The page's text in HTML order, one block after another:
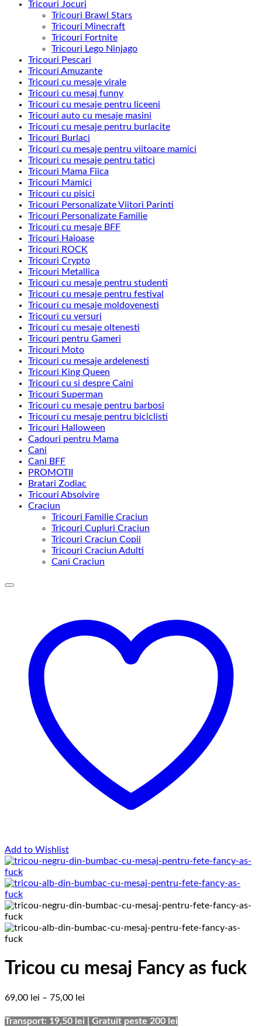
Tricouri Jocuri
Tricouri Brawl Stars
Tricouri Minecraft
Tricouri Fortnite
Tricouri Lego Ninjago
Tricouri Pescari
Tricouri Amuzante
Tricouri cu mesaje virale
Tricouri cu mesaj funny
Tricouri cu mesaje pentru liceeni
Tricouri auto cu mesaje masini
Tricouri cu mesaje pentru burlacite
Tricouri Burlaci
Tricouri cu mesaje pentru viitoare mamici
Tricouri cu mesaje pentru tatici
Tricouri Mama Fiica
Tricouri Mamici
Tricouri cu pisici
Tricouri Personalizate Viitori Parinti
Tricouri Personalizate Familie
Tricouri cu mesaje BFF
Tricouri Haioase
Tricouri ROCK
Tricouri Crypto
Tricouri Metallica
Tricouri cu mesaje pentru studenti
Tricouri cu mesaje pentru festival
Tricouri cu mesaje moldovenesti
Tricouri cu versuri
Tricouri cu mesaje oltenesti
Tricouri pentru Gameri
Tricouri Moto
Tricouri cu mesaje ardelenesti
Tricouri King Queen
Tricouri cu si despre Caini
Tricouri Superman
Tricouri cu mesaje pentru barbosi
Tricouri cu mesaje pentru biciclisti
Tricouri Halloween
Cadouri pentru Mama
Cani
Cani BFF
PROMOTII
Bratari Zodiac
Tricouri Absolvire
Craciun
Tricouri Familie Craciun
Tricouri Cupluri Craciun
Tricouri Craciun Copii
Tricouri Craciun Adulti
Cani Craciun
Add to Wishlist
Tricou cu mesaj Fancy as fuck
69,00 lei – 75,00 lei
prețuri:
Transport: 19,50 lei | Gratuit peste 200 lei